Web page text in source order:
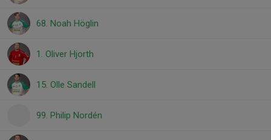
68. Noah Höglin
1. Oliver Hjorth
15. Olle Sandell
99. Philip Nordén